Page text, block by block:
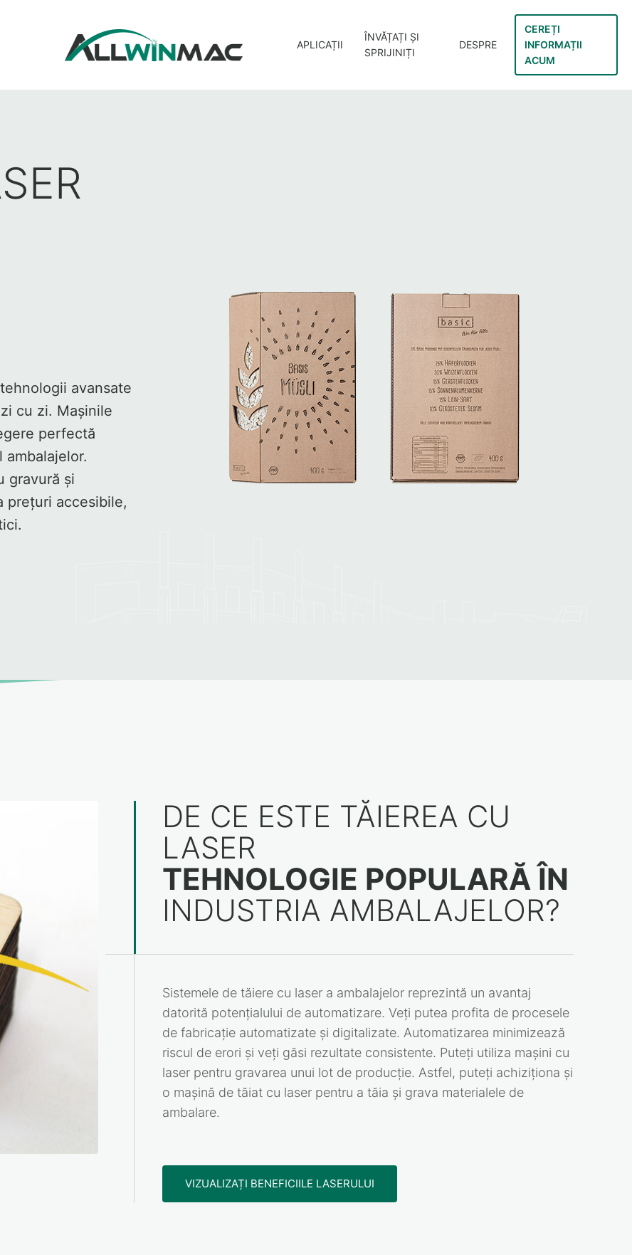
APLICAȚII
ÎNVĂȚAȚI ȘI
SPRIJINIȚI
DESPRE
CEREȚI
INFORMAȚII
ACUM
avansate
cu zi. Mașinile
perfectă
gravură și
prețuri accesibile,
DE CE ESTE TĂIEREA CU
LASER
TEHNOLOGIE POPULARĂ ÎN
INDUSTRIA AMBALAJELOR?
Sistemele de tăiere cu laser a ambalajelor reprezintă un avantaj
datorită potențialului de automatizare. Veți putea profita de procesele
de fabricație automatizate și digitalizate. Automatizarea minimizează
riscul de erori și veți găsi rezultate consistente. Puteți utiliza mașini cu
laser pentru gravarea unui lot de producție. Astfel, puteți achiziționa și
o mașină de tăiat cu laser pentru a tăia și grava materialele de
ambalare.
VIZUALIZAȚI BENEFICIILE LASERULUI